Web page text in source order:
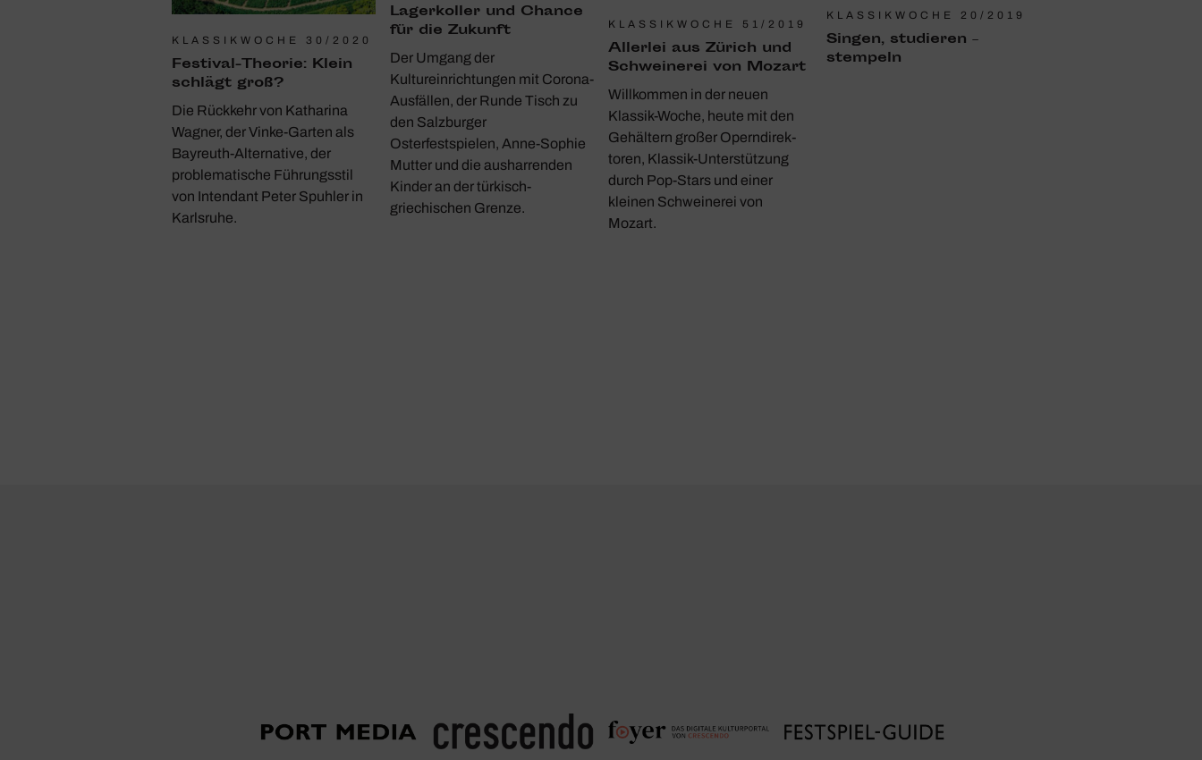
KLASSIKWOCHE 30/2020
Festival-Theorie: Klein
schlägt groß?
Die Rückkehr von Katharina
Wagner, der Vinke-Garten als
Bayreuth-Alternative, der
problematische Führungsstil
von Intendant Peter Spuhler in
Karlsruhe.
Lager­koller und Chance
für die Zukunft
Der Umgang der
Kultureinrichtungen mit Corona-
Ausfällen, der Runde Tisch zu
den Salzburger
Osterfestspielen, Anne-Sophie
Mutter und die ausharrenden
Kinder an der türkisch-
griechischen Grenze.
KLASSIKWOCHE 51/2019
Allerlei aus Zürich und
Schwei­nerei von Mozart
Will­kommen in der neuen
Klassik-Woche, heute mit den
Gehäl­tern großer Opern­di­rek­
toren, Klassik-Unter­stüt­zung
durch Pop-Stars und einer
kleinen Schwei­nerei von
Mozart.
KLASSIKWOCHE 20/2019
Singen, studieren –
stem­peln